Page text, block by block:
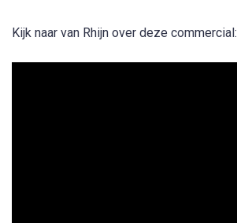
Kijk naar van Rhijn over deze commercial: